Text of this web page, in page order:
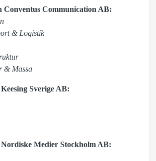
Conventus Communication AB:
& Logistik
& Massa
Sverige AB:
Nordiske Medier Stockholm AB: